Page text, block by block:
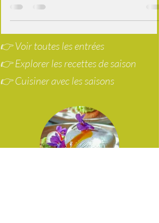
aux épices
m'amuser un peu, et d'associer la fraise à la
mûre... clin d’œil printem
👉 Voir toutes les entrées
👉 Explorer les recettes de saison
👉 Cuisiner avec les saisons